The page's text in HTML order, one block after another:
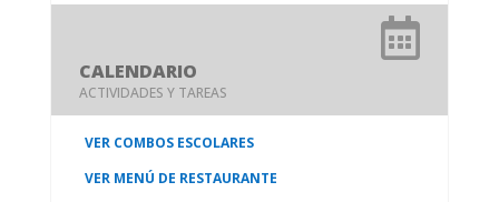

CALENDARIO
ACTIVIDADES Y TAREAS
VER COMBOS ESCOLARES
VER MENÚ DE RESTAURANTE